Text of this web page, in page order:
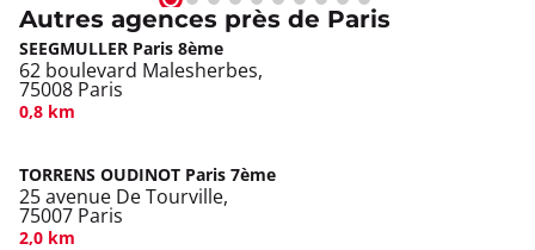
Autres agences près de Paris
SEEGMULLER Paris 8ème
62 boulevard Malesherbes,
75008 Paris
0,8 km
TORRENS OUDINOT Paris 7ème
25 avenue De Tourville,
75007 Paris
2,0 km